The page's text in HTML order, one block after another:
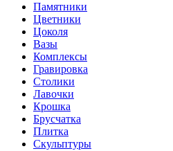
Памятники
Цветники
Цоколя
Вазы
Комплексы
Гравировка
Столики
Лавочки
Крошка
Брусчатка
Плитка
Скульптуры